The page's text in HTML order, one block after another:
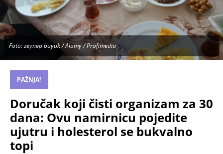
Foto: zeynep buyuk / Alamy / Profimedia
PAŽNJA!
Doručak koji čisti organizam za 30
dana: Ovu namirnicu pojedite
ujutru i holesterol se bukvalno
topi